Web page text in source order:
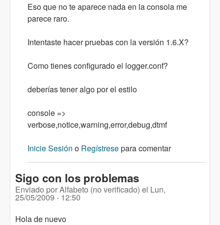
Eso que no te aparece nada en la consola me
parece raro.
Intentaste hacer pruebas con la versión 1.6.X?
Como tienes configurado el logger.conf?
deberías tener algo por el estilo
console =>
verbose,notice,warning,error,debug,dtmf
Inicie Sesión o Regístresepara comentar
Sigo con los problemas
Enviado porAlfabeto (no verificado) el Lun,
25/05/2009 - 12:50
Hola de nuevo